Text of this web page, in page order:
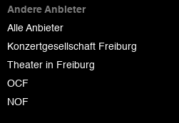
Andere Anbieter
Alle Anbieter
Konzertgesellschaft Freiburg
Theater in Freiburg
OCF
NOF